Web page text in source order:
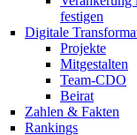
festigen
Digitale
Projekte
Mitgestalten
Team-CDO
Beirat
Zahlen & Fakten
Rankings